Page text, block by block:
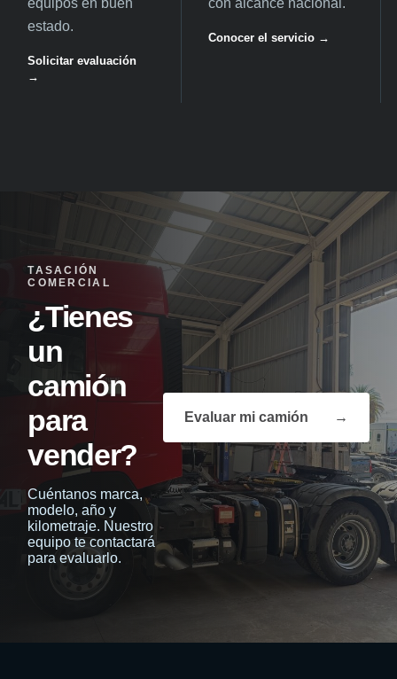
equipos en buen
estado.
Solicitar evaluación
→
con alcance nacional.
Conocer el servicio →
TASACIÓN
COMERCIAL
¿Tienes
un
camión
para
vender?
Cuéntanos marca,
modelo, año y
kilometraje. Nuestro
equipo te contactará
para evaluarlo.
Evaluar mi camión →